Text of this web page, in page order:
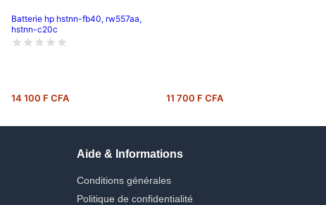
Batterie hp hstnn-fb40, rw557aa,
hstnn-c20c
14 100 F CFA 11 700 F CFA
Aide & Informations
Conditions générales
Politique de confidentialité